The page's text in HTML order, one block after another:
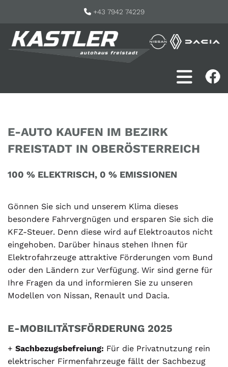
 +43 7942 74229
E-AUTO KAUFEN IM BEZIRK
FREISTADT IN OBERÖSTERREICH
100 % ELEKTRISCH, 0 % EMISSIONEN
Gönnen Sie sich und unserem Klima dieses
besondere Fahrvergnügen und ersparen Sie sich die
KFZ-Steuer. Denn diese wird auf Elektroautos nicht
eingehoben. Darüber hinaus stehen Ihnen für
Elektrofahrzeuge attraktive Förderungen vom Bund
oder den Ländern zur Verfügung. Wir sind gerne für
Ihre Fragen da und informieren Sie zu unseren
Modellen von Nissan, Renault und Dacia.
E-MOBILITÄTSFÖRDERUNG 2025
+ Sachbezugsbefreiung: Für die Privatnutzung rein
elektrischer Firmenfahrzeuge fällt der Sachbezug